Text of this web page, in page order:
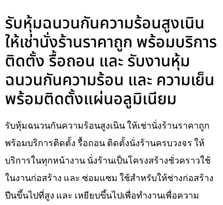
รับหุ้มฉนวนกันความร้อนสูงเนิน
ให้เช่านั่งร้านราคาถูก พร้อมบริการ
ติดตั้ง รื้อถอน และ รับงานหุ้ม
ฉนวนกันความร้อน และ ความเย็น
พร้อมติดตั้งแผ่นอลูมิเนียม
รับหุ้มฉนวนกันความร้อนสูงเนิน ให้เช่านั่งร้านราคาถูก
พร้อมบริการติดตั้ง รื้อถอน ติดตั้งนั่งร้านครบวงจร ให้
บริการในทุกหน้างาน นั่งร้านเป็นโครงสร้างชั่วคราวใช้
ในงานก่อสร้าง และ ซ่อมแซม ใช้สำหรับให้ช่างก่อสร้าง
ปีนขึ้นไปที่สูง และ เหยียบขึ้นไปเพื่อทำงานเพื่อความ